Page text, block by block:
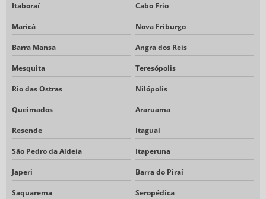
Itaboraí Cabo Frio
Maricá Nova Friburgo
Barra Mansa Angra dos Reis
Mesquita Teresópolis
Rio das Ostras Nilópolis
Queimados Araruama
Resende Itaguaí
São Pedro da Aldeia Itaperuna
Japeri Barra do Piraí
Saquarema Seropédica